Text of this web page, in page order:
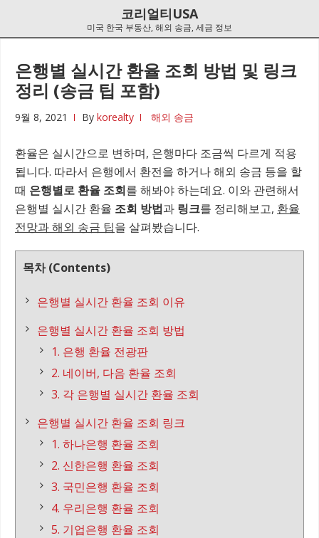
코리얼티USA
미국 한국 부동산, 해외 송금, 세금 정보
은행별 실시간 환율 조회 방법 및 링크
정리 (송금 팁 포함)
9월 8, 2021 By korealty 해외 송금
환율은 실시간으로 변하며, 은행마다 조금씩 다르게 적용
됩니다. 따라서 은행에서 환전을 하거나 해외 송금 등을 할
때 은행별로 환율 조회를 해봐야 하는데요. 이와 관련해서
은행별 실시간 환율 조회 방법과 링크를 정리해보고, 환율
전망과 해외 송금 팁을 살펴봤습니다.
목차 (Contents)
은행별 실시간 환율 조회 이유
은행별 실시간 환율 조회 방법
1. 은행 환율 전광판
2. 네이버, 다음 환율 조회
3. 각 은행별 실시간 환율 조회
은행별 실시간 환율 조회 링크
1. 하나은행 환율 조회
2. 신한은행 환율 조회
3. 국민은행 환율 조회
4. 우리은행 환율 조회
5. 기업은행 환율 조회